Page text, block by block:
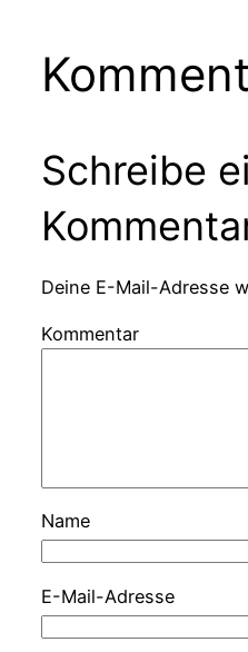
Schreibe
Deine E-Mail-Adresse
Kommentar
Name
E-Mail-Adresse